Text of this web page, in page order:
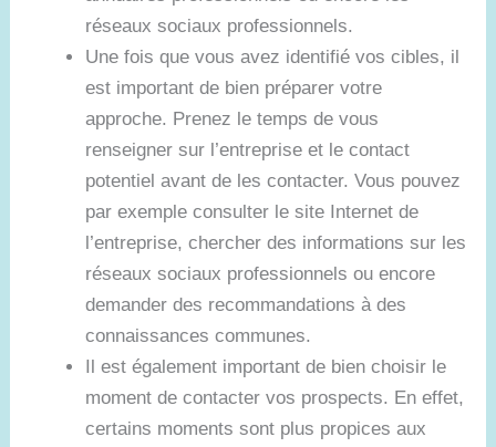
réseaux sociaux professionnels.
Une fois que vous avez identifié vos cibles, il
est important de bien préparer votre
approche. Prenez le temps de vous
renseigner sur l’entreprise et le contact
potentiel avant de les contacter. Vous pouvez
par exemple consulter le site Internet de
l’entreprise, chercher des informations sur les
réseaux sociaux professionnels ou encore
demander des recommandations à des
connaissances communes.
Il est également important de bien choisir le
moment de contacter vos prospects. En effet,
certains moments sont plus propices aux